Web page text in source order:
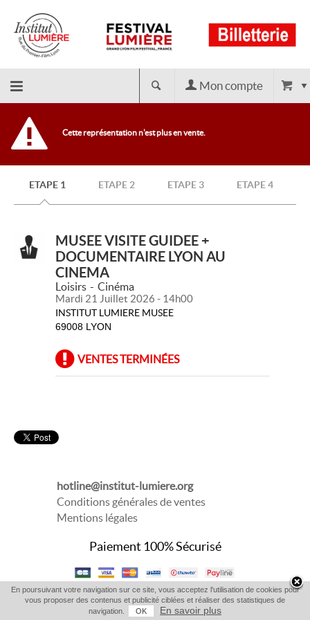
Retour
l'accueil
Mon compte
Cette représentation n'est plus en vente.
ETAPE 1 ETAPE 2 ETAPE 3 ETAPE 4
MUSEE VISITE GUIDEE +
DOCUMENTAIRE LYON AU
CINEMA
Loisirs Cinéma
Mardi 21 Juillet 2026 - 14h00
INSTITUT LUMIERE MUSEE
69008 LYON
VENTES TERMINÉES
hotline@institut-lumiere.org
Conditions générales de ventes
Mentions légales
Paiement 100% Sécurisé
En poursuivant votre navigation sur ce site, vous acceptez l'utilisation de cookies pour
vous proposer des contenus et publicité ciblées et réaliser des statistiques de
navigation.
OK En savoir plus